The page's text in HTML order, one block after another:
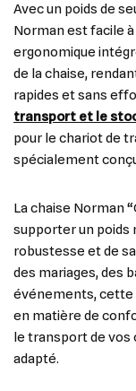
Avec un poids de
Norman est facile
ergonomique
de la chaise,
rapides et sans
transport et le
pour le chariot de
spécialement
La chaise Norman
supporter un poids
robustesse et de
des mariages, des
événements, cette
en matière de
le transport de vos
adapté.